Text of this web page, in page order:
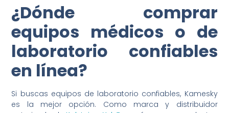
¿Dónde comprar
equipos médicos o de
laboratorio confiables
en línea?
Si buscas equipos de laboratorio confiables, Kamesky
es la mejor opción. Como marca y distribuidor